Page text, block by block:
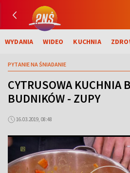
WYDANIA WIDEO KUCHNIA
PYTANIE NA ŚNIADANIE
CYTRUSOWA KUCHNIA
BUDNIKÓW - ZUPY
16.03.2019, 08:48